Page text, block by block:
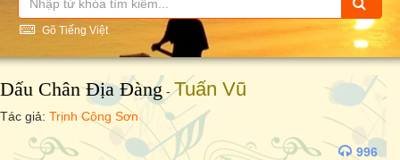
Gõ Tiếng Việt
Dấu Chân Địa Đàng -Tuấn Vũ
Tác giả: Trịnh Công Sơn
996